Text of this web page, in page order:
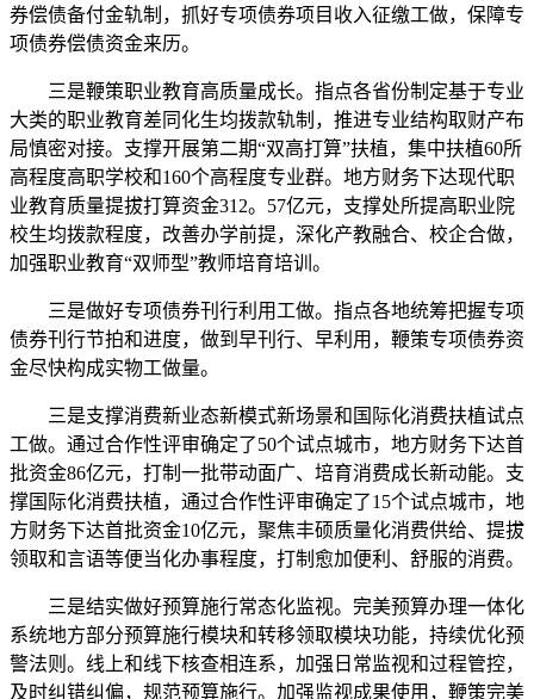
券偿债备付金轨制，抓好专项债券项目收入征缴工做，保障专
项债券偿债资金来历。
三是鞭策职业教育高质量成长。指点各省份制定基于专业
大类的职业教育差同化生均拨款轨制，推进专业结构取财产布
局慎密对接。支撑开展第二期“双高打算”扶植，集中扶植60所
高程度高职学校和160个高程度专业群。地方财务下达现代职
业教育质量提拔打算资金312。57亿元，支撑处所提高职业院
校生均拨款程度，改善办学前提，深化产教融合、校企合做，
加强职业教育“双师型”教师培育培训。
三是做好专项债券刊行利用工做。指点各地统筹把握专项
债券刊行节拍和进度，做到早刊行、早利用，鞭策专项债券资
金尽快构成实物工做量。
三是支撑消费新业态新模式新场景和国际化消费扶植试点
工做。通过合作性评审确定了50个试点城市，地方财务下达首
批资金86亿元，打制一批带动面广、培育消费成长新动能。支
撑国际化消费扶植，通过合作性评审确定了15个试点城市，地
方财务下达首批资金10亿元，聚焦丰硕质量化消费供给、提拔
领取和言语等便当化办事程度，打制愈加便利、舒服的消费。
三是结实做好预算施行常态化监视。完美预算办理一体化
系统地方部分预算施行模块和转移领取模块功能，持续优化预
警法则。线上和线下核查相连系，加强日常监视和过程管控，
及时纠错纠偏，规范预算施行。加强监视成果使用，鞭策完美